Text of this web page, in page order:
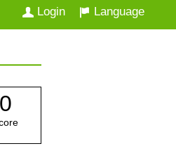
Language
Login
0